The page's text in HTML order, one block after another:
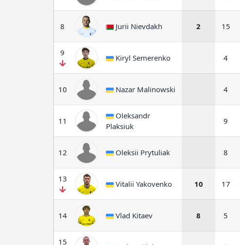
8 Jurii Nievdakh 2 15
9
Kiryl Semerenko 4
10 Nazar Malinowski 4
11
Oleksandr
Plaksiuk
9
12 Oleksii Prytuliak 8
13
Vitalii Yakovenko 10 17
14 Vlad Kitaev 8 5
15